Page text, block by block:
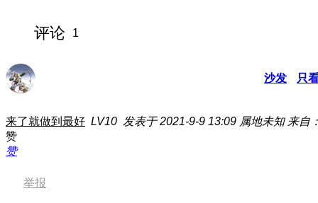
评论 1
沙发 只
来了就做到最好 LV10 发表于 2021-9-9 13:09 属地未知 来自
赞
赞
举报